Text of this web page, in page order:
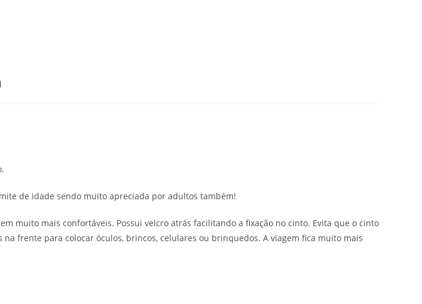
de idade sendo muito apreciada por adultos também!
muito mais confortáveis. Possui velcro atrás facilitando a fixação no cinto. Evita que o cinto
frente para colocar óculos, brincos, celulares ou brinquedos. A viagem fica muito mais